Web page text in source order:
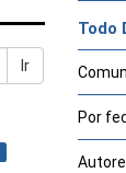
Ir
Todo
Por